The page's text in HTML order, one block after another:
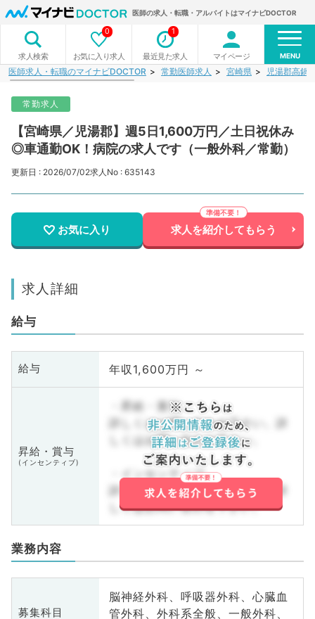
医師の求人・転職・アルバイトはマイナビDOCTOR
求人検索 お気に入り求人
0
最近見た求人
1
マイページ MENU
医師求人・転職のマイナビDOCTOR 常勤医師求人 宮崎県 児湯郡高鍋
常勤求人
【宮崎県／児湯郡】週5日1,600万円／土日祝休み
◎車通勤OK！病院の求人です（一般外科／常勤）
更新日 : 2026/07/02求人No : 635143
お気に入り 求人を紹介してもらう
求人詳細
給与
給与 年収1,600万円 ～
昇給・賞与
(インセンティブ)
・昇給・賞与
詳しくはお問い合わせ下さい。詳
しくはお問い合わせ下さい。
・インセンティブ
詳しくはお問い合わせ下さい。詳
しくはお問い合わせ下さい。
業務内容
募集科目
脳神経外科、呼吸器外科、心臓血
管外科、外科系全般、一般外科、